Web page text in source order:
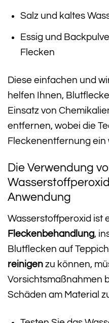
Salz und kaltes
Essig und
Flecken
Diese einfachen und
helfen Ihnen,
Einsatz von
entfernen, wobei die
Fleckenentfernung ein
Die Verwendung
Anwendung
Wasserstoffperoxid ist
Fleckenbehandlung,
Blutflecken auf
reinigen zu können,
Vorsichtsmaßnahmen
Schäden am Material